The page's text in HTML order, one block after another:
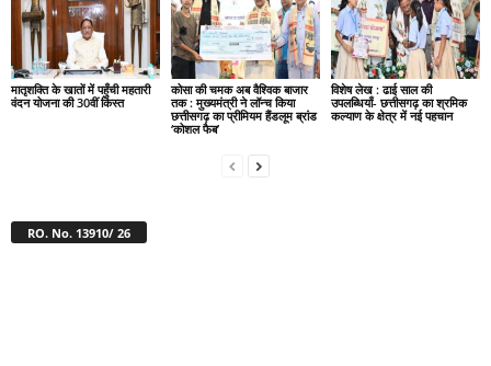
मातृशक्ति के खातों में पहुँची महतारी
वंदन योजना की 30वीं किस्त
कोसा की चमक अब वैश्विक बाजार
तक : मुख्यमंत्री ने लॉन्च किया
छत्तीसगढ़ का प्रीमियम हैंडलूम ब्रांड
‘कोशल फैब’
विशेष लेख : ढाई साल की
उपलब्धियाँ- छत्तीसगढ़ का श्रमिक
कल्याण के क्षेत्र में नई पहचान
RO. No. 13910/ 26